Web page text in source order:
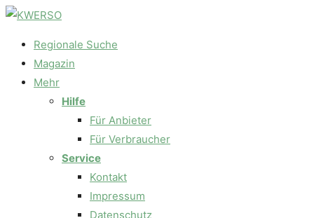
Regionale Suche
Magazin
Mehr
Hilfe
Für Anbieter
Für Verbraucher
Service
Kontakt
Impressum
Datenschutz